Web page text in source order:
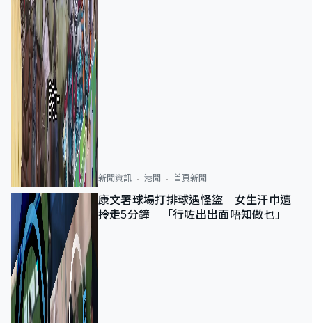
新聞資訊 港聞 首頁新聞
康文署球場打排球遇怪盜 女生汗巾遭
拎走5分鐘 「行咗出出面唔知做乜」